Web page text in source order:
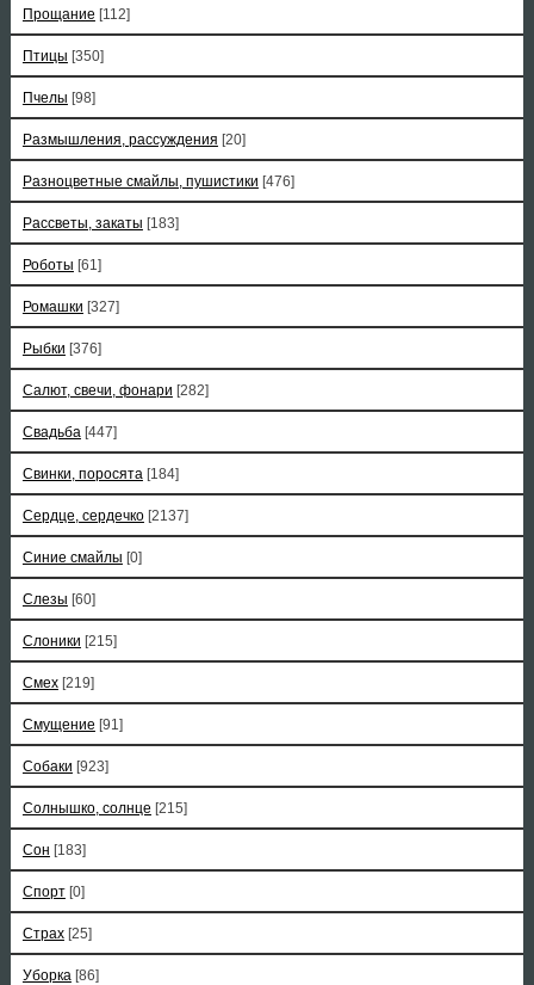
Прощание [112]
Птицы [350]
Пчелы [98]
Размышления, рассуждения [20]
Разноцветные смайлы, пушистики [476]
Рассветы, закаты [183]
Роботы [61]
Ромашки [327]
Рыбки [376]
Салют, свечи, фонари [282]
Свадьба [447]
Свинки, поросята [184]
Сердце, сердечко [2137]
Синие смайлы [0]
Слезы [60]
Слоники [215]
Смех [219]
Смущение [91]
Собаки [923]
Солнышко, солнце [215]
Сон [183]
Спорт [0]
Страх [25]
Уборка [86]